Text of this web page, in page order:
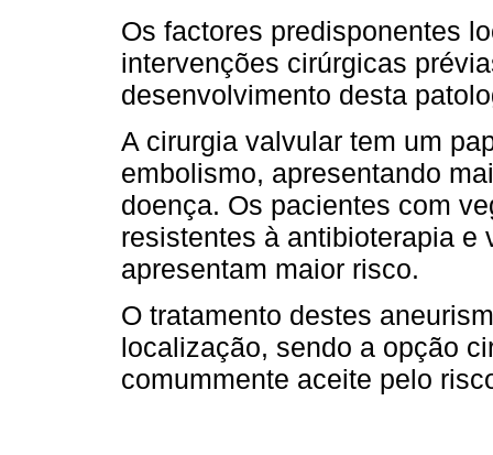
Os factores predisponentes
intervenções cirúrgicas
desenvolvimento desta
A cirurgia valvular tem um
embolismo, apresentando
doença. Os pacientes com
resistentes à antibioterapia
apresentam maior risco.
O tratamento destes
localização, sendo a opção
comummente aceite pelo